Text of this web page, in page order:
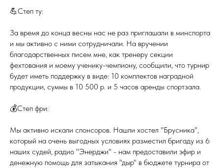
💪Степ ту:
За время до конца весны нас не раз приглашали в минспорта
и мы активно с ними сотрудничали. На вручении
благодарственных писем мне, как тренеру секции
фехтования и моему ученику-чемпиону, сообщили, что турнир
будет иметь поддержку в виде: 10 комплектов наградной
продукции, суммы в 10 500 р. и 5 часов аренды спортзала.
💰Степ фри:
Мы активно искали спонсоров. Нашли хостел "Брусника",
который на очень выгодных условиях разместил бригаду из 6
наших судей, радио "Энерджи" - нам предоставили эфир и
денежную помощь для затыкания "дыр" в бюджете турнира от